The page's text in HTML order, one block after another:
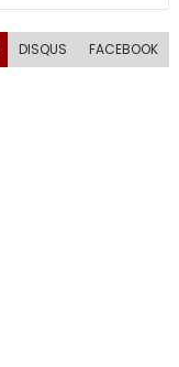
DISQUS FACEBOOK